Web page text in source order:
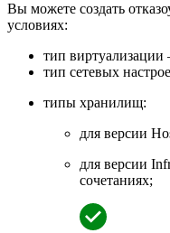
Вы можете создать
условиях:
тип
тип сетевых
типы хранилищ:
для версии
для версии
сочетаниях;